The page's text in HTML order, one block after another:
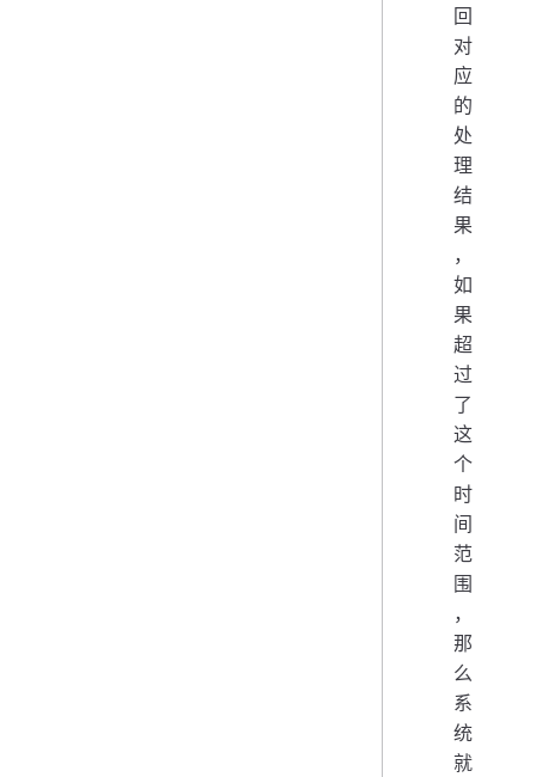
回
对
应
的
处
理
结
果
，
如
果
超
过
了
这
个
时
间
范
围
，
那
么
系
统
就